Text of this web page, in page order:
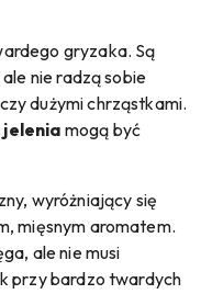
gryzaka. Są
nie radzą sobie
dużymi chrząstkami.
jelenia mogą być
wyróżniający się
mięsnym aromatem.
ale nie musi
przy bardzo twardych